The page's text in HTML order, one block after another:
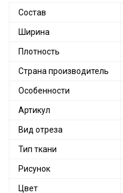
Состав
Ширина
Плотность
Страна производитель
Особенности
Артикул
Вид отреза
Тип ткани
Рисунок
Цвет